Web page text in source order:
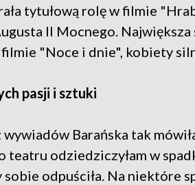
tytułową rolę w filmie
II Mocnego.
"Noce i dnie", kobiety
pasji i sztuki
wywiadów Barańska tak
teatru odziedziczyłam w
sobie odpuściła. Na niektóre